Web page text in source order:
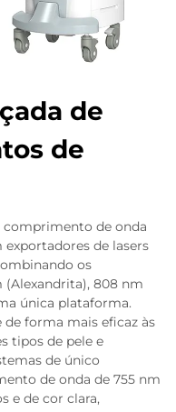
de
de
de onda
de lasers
os
808 nm
única plataforma.
forma mais eficaz às
tipos de pele e
de único
de onda de 755 nm
e de cor clara,